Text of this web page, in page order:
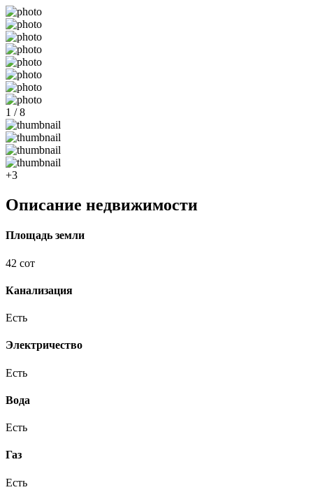
1 / 8
+3
Описание недвижимости
Площадь земли
42 сот
Канализация
Есть
Электричество
Есть
Вода
Есть
Газ
Есть